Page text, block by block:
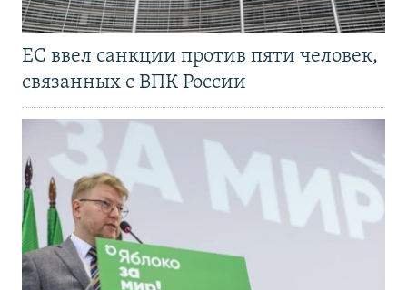
ЕС ввел санкции против пяти человек,
связанных с ВПК России